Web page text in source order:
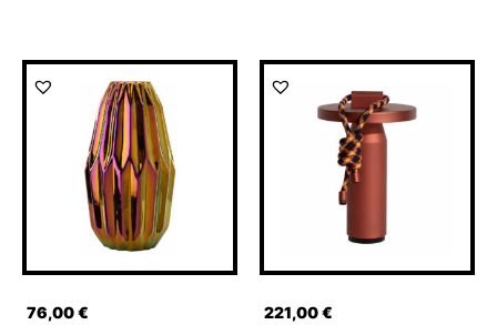
76,00€ 221,00€